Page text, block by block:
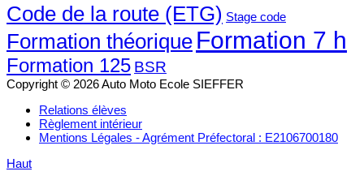
Code de la route (ETG) Stage code
Formation théorique Formation 7 h
Formation 125 BSR
Copyright © 2026 Auto Moto Ecole SIEFFER
Relations élèves
Règlement intérieur
Mentions Légales - Agrément Préfectoral : E2106700180
Haut